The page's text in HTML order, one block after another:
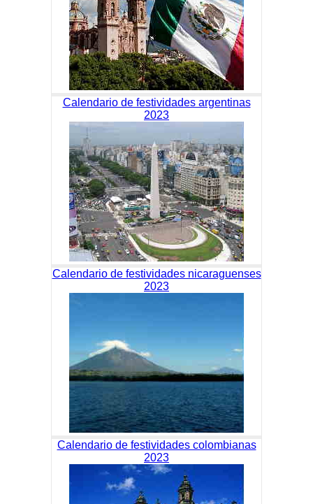
Calendario de festividades argentinas
2023
Calendario de festividades nicaraguenses
2023
Calendario de festividades colombianas
2023